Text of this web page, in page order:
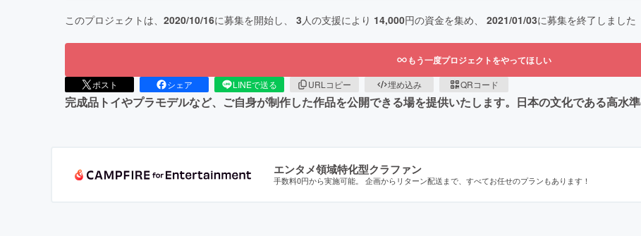
このプロジェクトは、 2020/10/16に募集を開始し、 3人の支援により 14,000円の資金を集め、 2021/01/03に募集を終了しました
もう一度プロジェクトをやってほしい
ポスト シェア LINEで送る URLコピー 埋め込み QRコード
完成品トイやプラモデルなど、ご自身が制作した作品を公開できる場を提供いたします。日本の文化である高水
エンタメ領域特化型クラファン
手数料0円から実施可能。 企画からリターン配送まで、すべてお任せのプランもあります！